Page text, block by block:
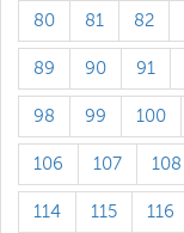
80 81 82
89 90 91
98 99 100
106 107 108
114 115 116